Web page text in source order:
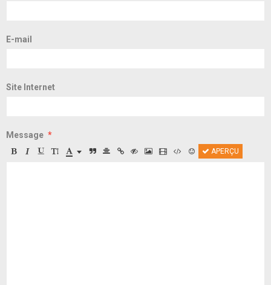
E-mail
Site Internet
Message
APERÇU